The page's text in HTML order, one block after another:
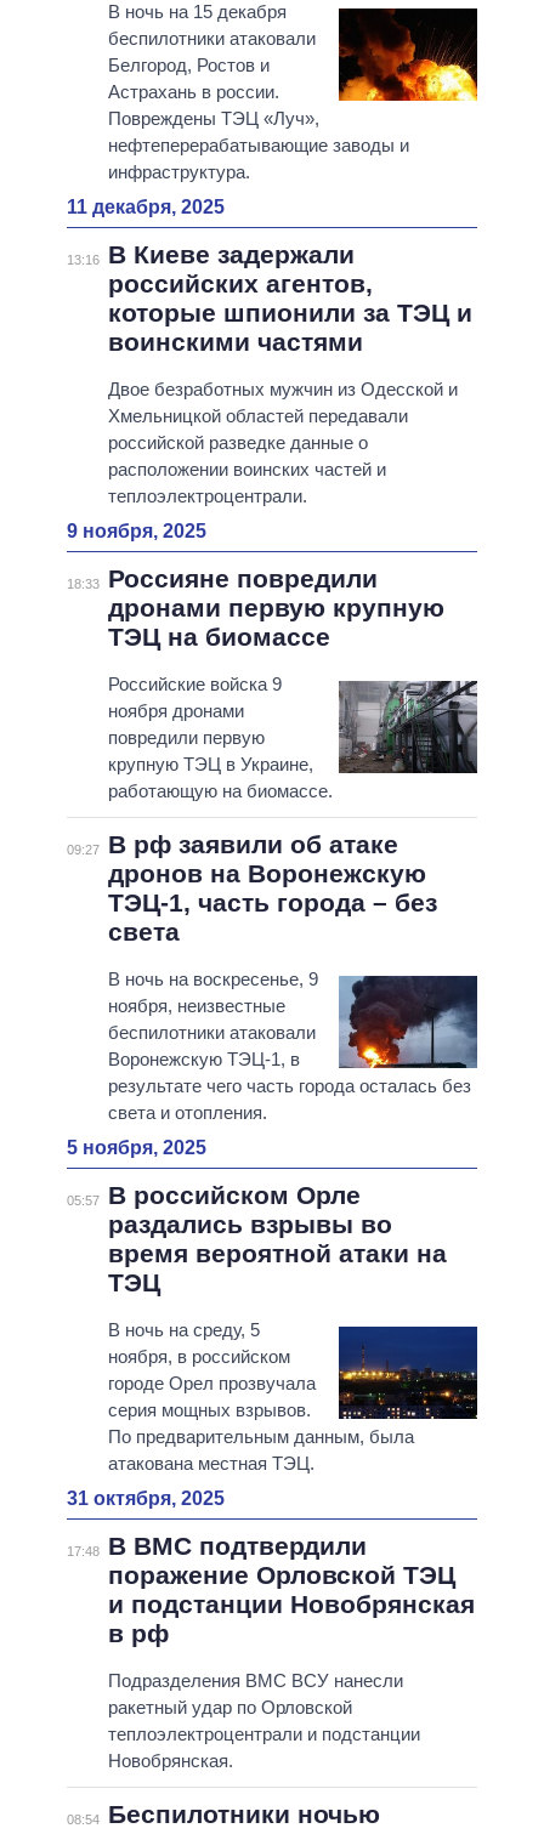
В ночь на 15 декабря
беспилотники атаковали
Белгород, Ростов и
Астрахань в россии.
Повреждены ТЭЦ «Луч»,
нефтеперерабатывающие заводы и
инфраструктура.
11 декабря, 2025
13:16
В Киеве задержали
российских агентов,
которые шпионили за ТЭЦ и
воинскими частями
Двое безработных мужчин из Одесской и
Хмельницкой областей передавали
российской разведке данные о
расположении воинских частей и
теплоэлектроцентрали.
9 ноября, 2025
18:33
Россияне повредили
дронами первую крупную
ТЭЦ на биомассе
Российские войска 9
ноября дронами
повредили первую
крупную ТЭЦ в Украине,
работающую на биомассе.
09:27
В рф заявили об атаке
дронов на Воронежскую
ТЭЦ-1, часть города – без
света
В ночь на воскресенье, 9
ноября, неизвестные
беспилотники атаковали
Воронежскую ТЭЦ-1, в
результате чего часть города осталась без
света и отопления.
5 ноября, 2025
05:57
В российском Орле
раздались взрывы во
время вероятной атаки на
ТЭЦ
В ночь на среду, 5
ноября, в российском
городе Орел прозвучала
серия мощных взрывов.
По предварительным данным, была
атакована местная ТЭЦ.
31 октября, 2025
17:48
В ВМС подтвердили
поражение Орловской ТЭЦ
и подстанции Новобрянская
в рф
Подразделения ВМС ВСУ нанесли
ракетный удар по Орловской
теплоэлектроцентрали и подстанции
Новобрянская.
08:54
Беспилотники ночью